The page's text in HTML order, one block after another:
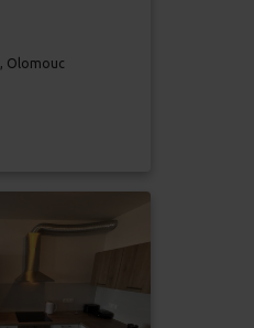
, Olomouc